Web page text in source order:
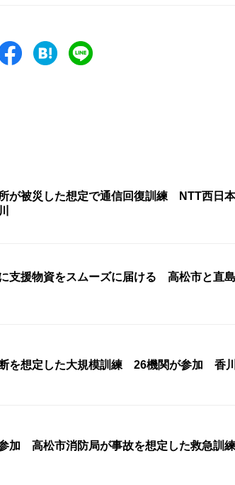
が被災した想定で通信回復訓練 NTT西日
支援物資をスムーズに届ける 高松市と直
を想定した大規模訓練 26機関が参加 香川
参加 高松市消防局が事故を想定した救急訓